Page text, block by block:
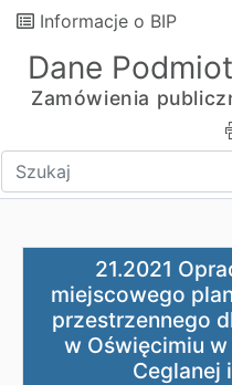
Informacje o BIP
Dane
Zamówienia
Wpisz tekst do wyszukania
21.2021 Opracowanie
21.2021
miejscowego
przestrzennego
w Oświęcimiu w
Ceglanej